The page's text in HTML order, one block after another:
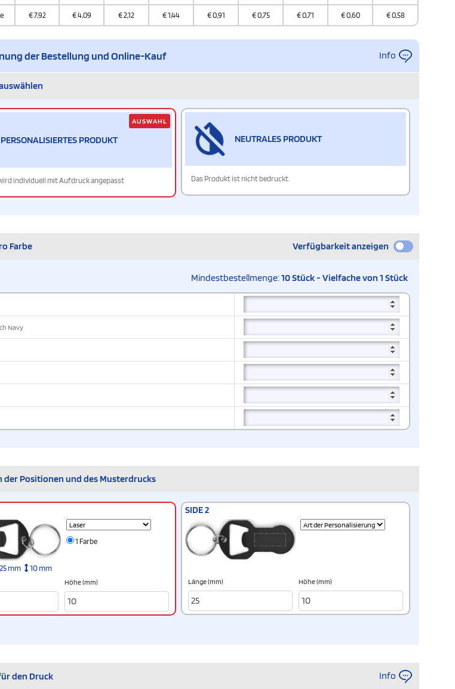
€7,92 €4,09 €2,12 €1,44 €0,91 €0,75 €0,71 €0,60 €0,58
der Bestellung und Online-Kauf Info
PERSONALISIERTES PRODUKT
individuell mit Aufdruck angepasst
AUSWAHL
NEUTRALES PRODUKT
Das Produkt ist nicht bedruckt.
Farbe Verfügbarkeit anzeigen
Mindestbestellmenge:10 Stück - Vielfache von 1 Stück
Navy
der Positionen und des Musterdrucks
1 Farbe
25 mm 10 mm
Höhe (mm)
SIDE 2
Länge (mm) Höhe (mm)
den Druck Info